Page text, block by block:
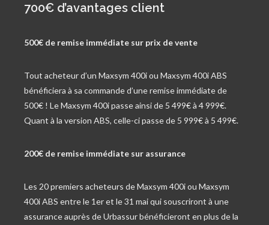
700€ d’avantages client
500€ de remise immédiate sur prix de vente
Tout acheteur d’un Maxsym 400i ou Maxsym 400i ABS
bénéficiera à sa commande d’une remise immédiate de
500€ ! Le Maxsym 400i passe ainsi de 5 499€ à 4 999€.
Quant à la version ABS, celle-ci passe de 5 999€ à 5 499€.
200€ de remise immédiate sur assurance
Les 20 premiers acheteurs de Maxsym 400i ou Maxsym
400i ABS entre le 1er et le 31 mai qui souscriront à une
assurance auprès de Urbassur bénéficieront en plus de la